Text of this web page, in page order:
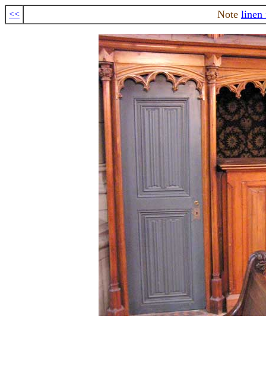
<< Note linen